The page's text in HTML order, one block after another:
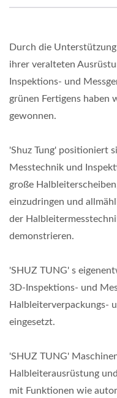
Durch die
ihrer veralteten
Inspektions- und
grünen Fertigens haben
gewonnen.
'Shuz Tung' positioniert
Messtechnik und
große
einzudringen und
der
demonstrieren.
'SHUZ TUNG' s
3D-Inspektions- und
Halbleiterverpackungs-
eingesetzt.
'SHUZ TUNG'
Halbleiterausrüstung
mit Funktionen wie